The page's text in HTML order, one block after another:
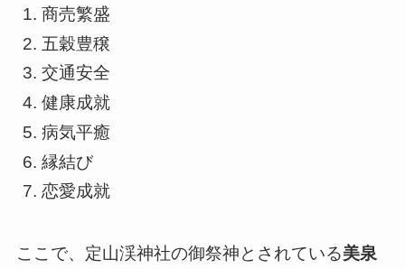
商売繁盛
五穀豊穣
交通安全
健康成就
病気平癒
縁結び
恋愛成就
ここで、定山渓神社の御祭神とされている美泉